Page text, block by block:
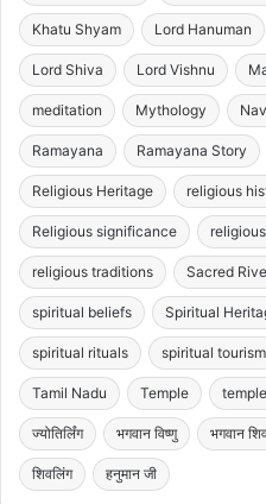
Khatu Shyam Lord Hanuman
Lord Shiva Lord Vishnu
meditation Mythology
Ramayana Ramayana Story
Religious Heritage religious
Religious significance
religious traditions Sacred
spiritual beliefs Spiritual
spiritual rituals spiritual tourism
Tamil Nadu Temple
ज्योतिर्लिंग भगवान विष्णु भगवान
शिवलिंग हनुमान जी